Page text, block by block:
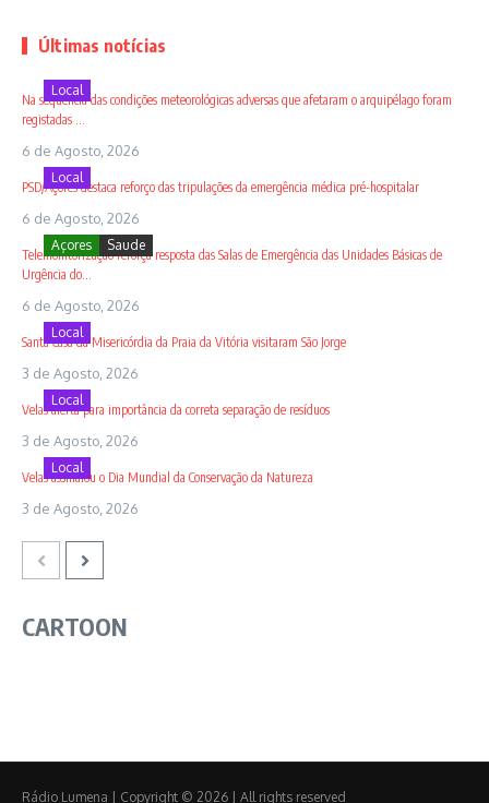
Últimas notícias
Local
Na sequência das condições meteorológicas adversas que afetaram o arquipélago foram
registadas ...
6 de Agosto, 2026
Local
PSD/Açores destaca reforço das tripulações da emergência médica pré-hospitalar
6 de Agosto, 2026
Açores Saude
Telemonitorização reforça resposta das Salas de Emergência das Unidades Básicas de
Urgência do...
6 de Agosto, 2026
Local
Santa Casa da Misericórdia da Praia da Vitória visitaram São Jorge
3 de Agosto, 2026
Local
Velas alerta para importância da correta separação de resíduos
3 de Agosto, 2026
Local
Velas assinalou o Dia Mundial da Conservação da Natureza
3 de Agosto, 2026
CARTOON
Rádio Lumena | Copyright © 2026 | All rights reserved